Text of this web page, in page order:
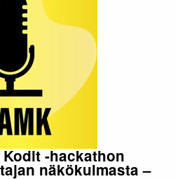
Kodit -hackathon
näkökulmasta –